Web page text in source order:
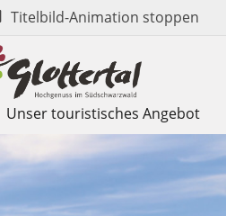
Titelbild-Animation stoppen
Unser touristisches Angebot